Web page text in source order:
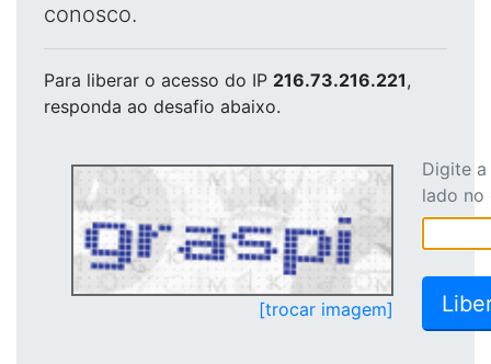
conosco.
Para liberar o acesso do IP 216.73.216.221,
responda ao desafio abaixo.
[trocar imagem]
Digite
lado no